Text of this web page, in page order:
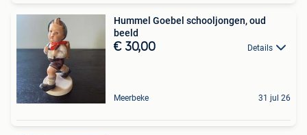
Hummel Goebel schooljongen, oud
beeld
€ 30,00 Details
Meerbeke 31 jul 26